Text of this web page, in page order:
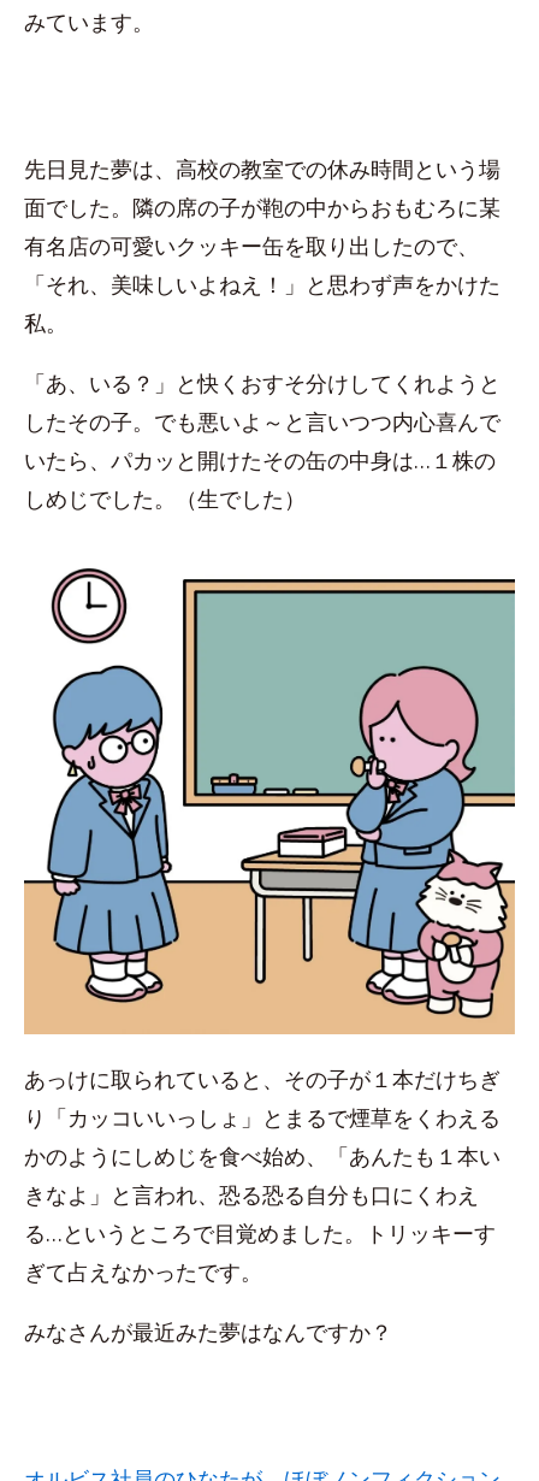
みています。
先日見た夢は、高校の教室での休み時間という場
面でした。隣の席の子が鞄の中からおもむろに某
有名店の可愛いクッキー缶を取り出したので、
「それ、美味しいよねえ！」と思わず声をかけた
私。
「あ、いる？」と快くおすそ分けしてくれようと
したその子。でも悪いよ～と言いつつ内心喜んで
いたら、パカッと開けたその缶の中身は…１株の
しめじでした。（生でした）
あっけに取られていると、その子が１本だけちぎ
り「カッコいいっしょ」とまるで煙草をくわえる
かのようにしめじを食べ始め、「あんたも１本い
きなよ」と言われ、恐る恐る自分も口にくわえ
る…というところで目覚めました。トリッキーす
ぎて占えなかったです。
みなさんが最近みた夢はなんですか？